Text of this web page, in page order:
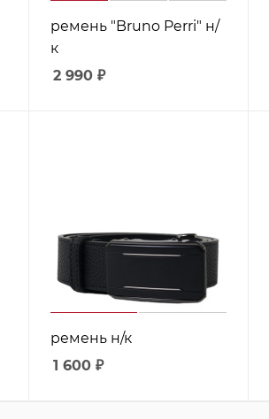
ремень "Bruno Perri" н/
к
2 990₽
ремень н/к
1 600₽